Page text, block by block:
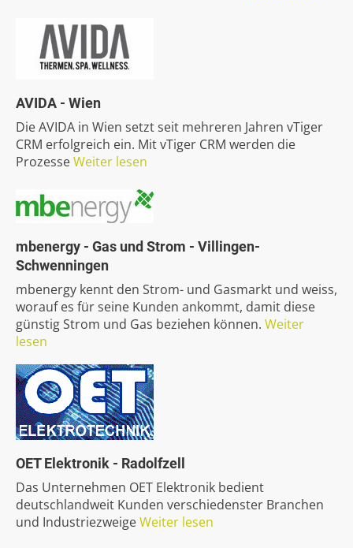
AVIDA - Wien
Die AVIDA in Wien setzt seit mehreren Jahren vTiger
CRM erfolgreich ein. Mit vTiger CRM werden die
ProzesseWeiter lesen
mbenergy - Gas undStrom - Villingen-
Schwenningen
mbenergy kennt den Strom- und Gasmarkt und weiss,
worauf es für seine Kunden ankommt, damit diese
günstig Strom und Gas beziehen können. Weiter
lesen
OET Elektronik - Radolfzell
Das Unternehmen OET Elektronik bedient
deutschlandweit Kunden verschiedenster Branchen
und IndustriezweigeWeiter lesen